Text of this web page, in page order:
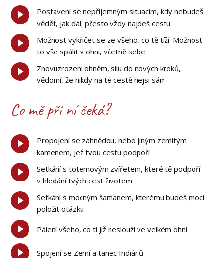
Postavení se nepříjemným situacím, kdy nebudeš
vědět, jak dál, přesto vždy najdeš cestu
Možnost vykřičet se ze všeho, co tě tíží. Možnost
to vše spálit v ohni, včetně sebe
Znovuzrození ohněm, sílu do nových kroků,
vědomí, že nikdy na té cestě nejsi sám
Co mě při ní čeká?
Propojení se záhnědou, nebo jiným zemitým
kamenem, jež tvou cestu podpoří
Setkání s totemovým zvířetem, které tě podpoří
v hledání tvých cest životem
Setkání s mocným šamanem, kterému budeš moci
položit otázku
Pálení všeho, co ti již neslouží ve velkém ohni
Spojení se Zemí a tanec Indiánů